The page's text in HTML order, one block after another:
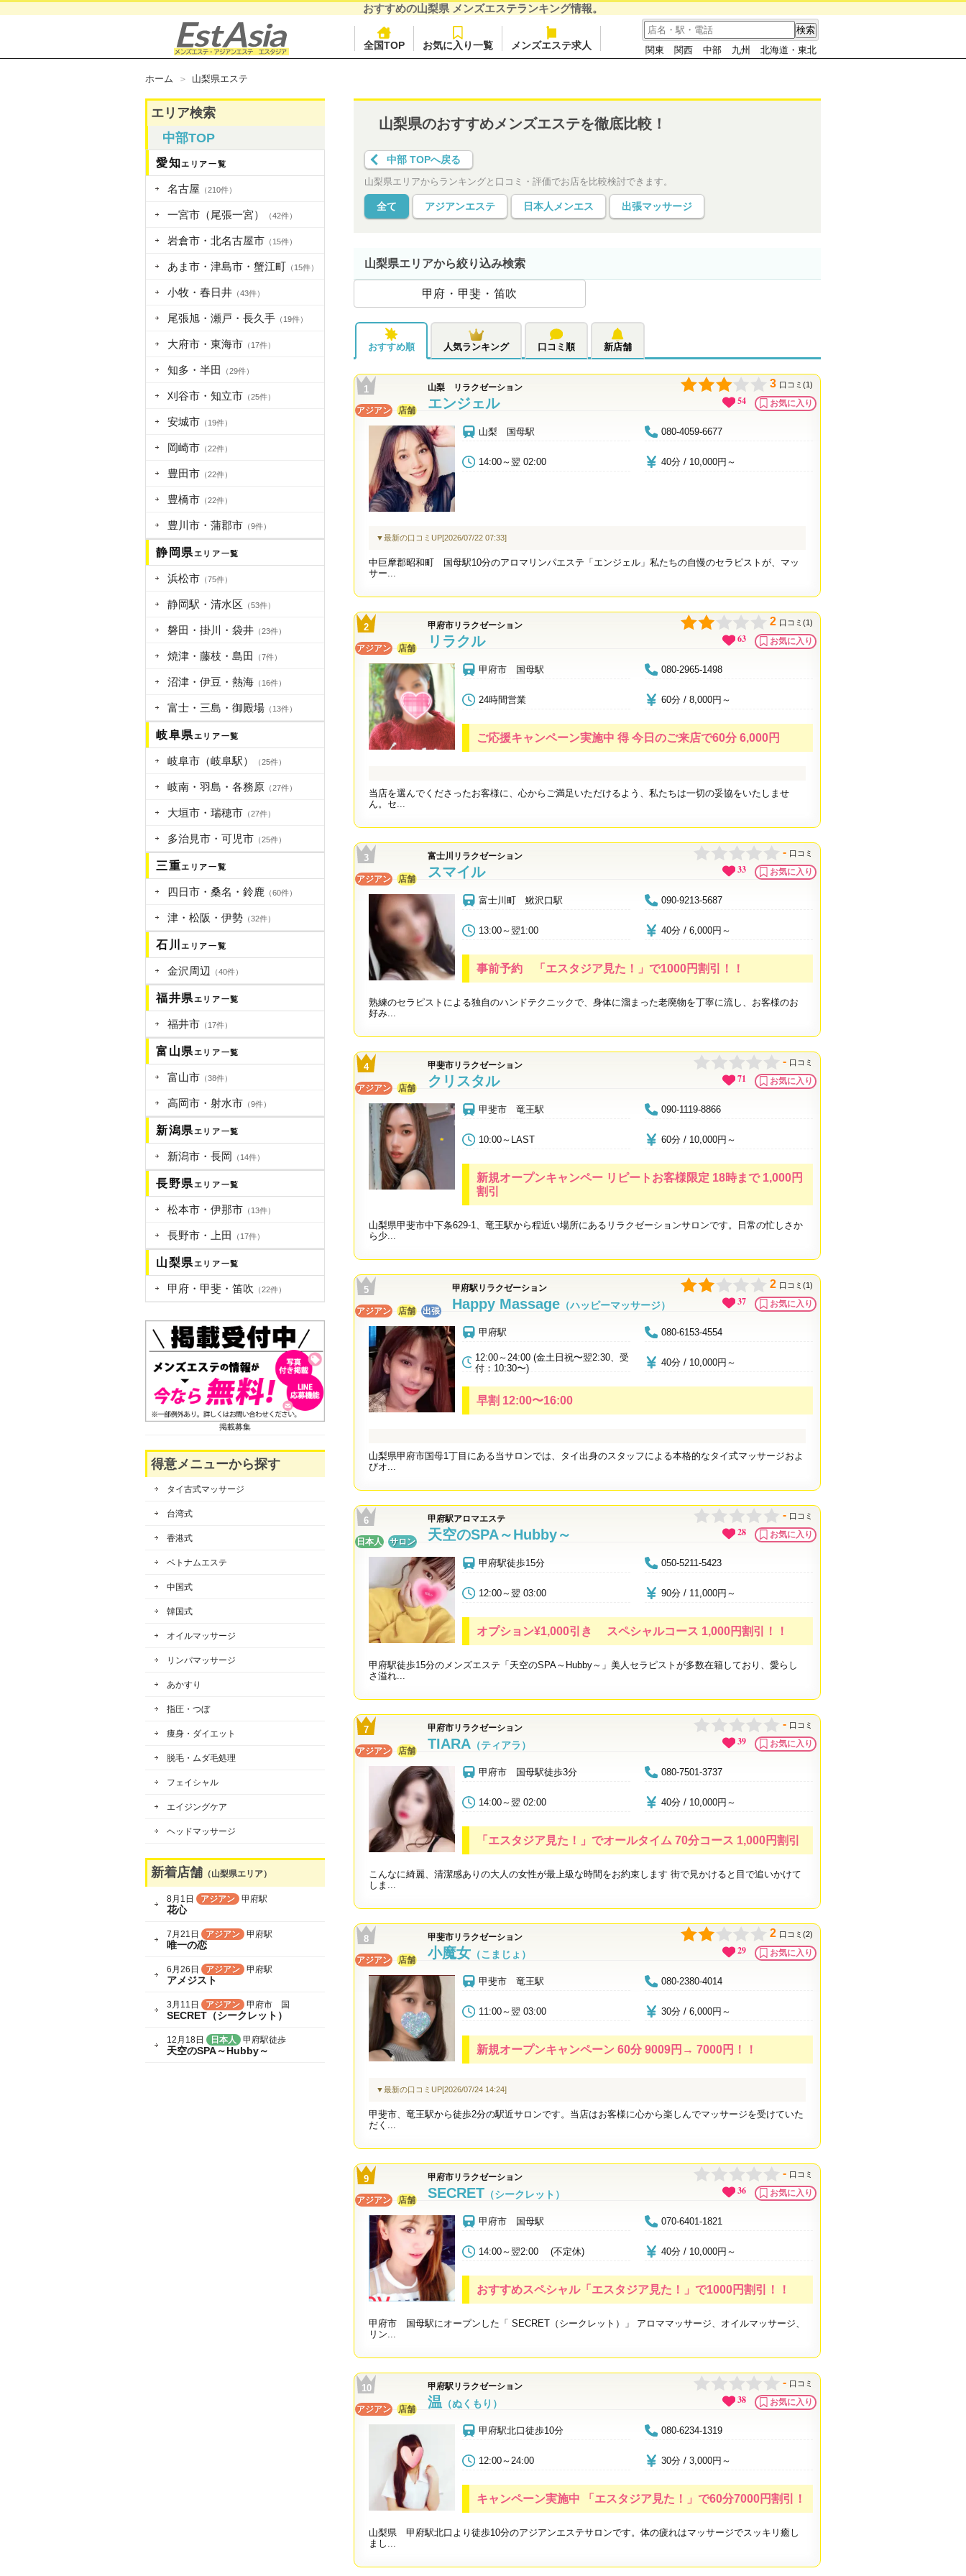
おすすめの山梨県 メンズエステランキング情報。
全国TOP お気に入り一覧 メンズエステ求人 関東 関西 中部 九州 北海道・東北
ホーム 山梨県エステ
山梨県のおすすめメンズエステを徹底比較！
中部 TOPへ戻る
山梨県エリアからランキングと口コミ・評価でお店を比較検討できます。
全て アジアンエステ 日本人メンエス 出張マッサージ
山梨県エリアから絞り込み検索
甲府・甲斐・笛吹
おすすめ順 人気ランキング 口コミ順 新店舗
アジアン 店舗
山梨 リラクゼーション
エンジェル
山梨 国母駅 080-4059-6677
14:00～翌 02:00 40分 / 10,000円～
3 口コミ(1)
▼最新の口コミUP[2026/07/22 07:33]
中巨摩郡昭和町 国母駅10分のアロマリンパエステ「エンジェル」私たちの自慢のセラピストが、マッ
サー...
54 お気に入り
アジアン 店舗
甲府市リラクゼーション
リラクル
甲府市 国母駅 080-2965-1498
24時間営業 60分 / 8,000円～
ご応援キャンペーン実施中 得 今日のご来店で60分 6,000円
2 口コミ(1)
当店を選んでくださったお客様に、心からご満足いただけるよう、私たちは一切の妥協をいたしませ
ん。セ...
63 お気に入り
アジアン 店舗
富士川リラクゼーション
スマイル
富士川町 鰍沢口駅 090-9213-5687
13:00～翌1:00 40分 / 6,000円～
事前予約 「エスタジア見た！」で1000円割引！！
- 口コミ
熟練のセラピストによる独自のハンドテクニックで、身体に溜まった老廃物を丁寧に流し、お客様のお
好み...
33 お気に入り
アジアン 店舗
甲斐市リラクゼーション
クリスタル
甲斐市 竜王駅 090-1119-8866
10:00～LAST 60分 / 10,000円～
新規オープンキャンペー リピートお客様限定 18時まで 1,000円
割引
- 口コミ
山梨県甲斐市中下条629-1、竜王駅から程近い場所にあるリラクゼーションサロンです。日常の忙しさか
ら少...
71 お気に入り
アジアン 店舗 出張
甲府駅リラクゼーション
Happy Massage （ハッピーマッサージ）
甲府駅 080-6153-4554
12:00～24:00 (金土日祝〜翌2:30、受
付：10:30〜)
40分 / 10,000円～
早割 12:00〜16:00
2 口コミ(1)
山梨県甲府市国母1丁目にある当サロンでは、タイ出身のスタッフによる本格的なタイ式マッサージおよ
びオ...
37 お気に入り
日本人 サロン
甲府駅アロマエステ
天空のSPA～Hubby～
甲府駅徒歩15分 050-5211-5423
12:00～翌 03:00 90分 / 11,000円～
オプション¥1,000引き スペシャルコース 1,000円割引！！
- 口コミ
甲府駅徒歩15分のメンズエステ「天空のSPA～Hubby～」美人セラピストが多数在籍しており、愛らし
さ溢れ...
28 お気に入り
アジアン 店舗
甲府市リラクゼーション
TIARA （ティアラ）
甲府市 国母駅徒歩3分 080-7501-3737
14:00～翌 02:00 40分 / 10,000円～
「エスタジア見た！」でオールタイム 70分コース 1,000円割引
- 口コミ
こんなに綺麗、清潔感ありの大人の女性が最上級な時間をお約束します 街で見かけると目で追いかけて
しま...
39 お気に入り
アジアン 店舗
甲斐市リラクゼーション
小魔女 （こまじょ）
甲斐市 竜王駅 080-2380-4014
11:00～翌 03:00 30分 / 6,000円～
新規オープンキャンペーン 60分 9009円→ 7000円！！
2 口コミ(2)
▼最新の口コミUP[2026/07/24 14:24]
甲斐市、竜王駅から徒歩2分の駅近サロンです。当店はお客様に心から楽しんでマッサージを受けていた
だく...
29 お気に入り
アジアン 店舗
甲府市リラクゼーション
SECRET （シークレット）
甲府市 国母駅 070-6401-1821
14:00～翌2:00 (不定休) 40分 / 10,000円～
おすすめスペシャル「エスタジア見た！」で1000円割引！！
- 口コミ
甲府市 国母駅にオープンした「 SECRET（シークレット）」 アロママッサージ、オイルマッサージ、
リン...
36 お気に入り
アジアン 店舗
甲府駅リラクゼーション
温 （ぬくもり）
甲府駅北口徒歩10分 080-6234-1319
12:00～24:00 30分 / 3,000円～
キャンペーン実施中 「エスタジア見た！」で60分7000円割引！
- 口コミ
山梨県 甲府駅北口より徒歩10分のアジアンエステサロンです。体の疲れはマッサージでスッキリ癒し
まし...
38 お気に入り
エリア検索
中部TOP
愛知エリア一覧
名古屋 （210件）
一宮市（尾張一宮） （42件）
岩倉市・北名古屋市 （15件）
あま市・津島市・蟹江町 （15件）
小牧・春日井 （43件）
尾張旭・瀬戸・長久手 （19件）
大府市・東海市 （17件）
知多・半田 （29件）
刈谷市・知立市 （25件）
安城市 （19件）
岡崎市 （22件）
豊田市 （22件）
豊橋市 （22件）
豊川市・蒲郡市 （9件）
静岡県 エリア一覧
浜松市 （75件）
静岡駅・清水区 （53件）
磐田・掛川・袋井 （23件）
焼津・藤枝・島田 （7件）
沼津・伊豆・熱海 （16件）
富士・三島・御殿場 （13件）
岐阜県 エリア一覧
岐阜市（岐阜駅） （25件）
岐南・羽島・各務原 （27件）
大垣市・瑞穂市 （27件）
多治見市・可児市 （25件）
三重エリア一覧
四日市・桑名・鈴鹿 （60件）
津・松阪・伊勢 （32件）
石川 エリア一覧
金沢周辺 （40件）
福井県 エリア一覧
福井市 （17件）
富山県 エリア一覧
富山市 （38件）
高岡市・射水市 （9件）
新潟県 エリア一覧
新潟市・長岡 （14件）
長野県 エリア一覧
松本市・伊那市 （13件）
長野市・上田 （17件）
山梨県 エリア一覧
甲府・甲斐・笛吹 （22件）
掲載募集
得意メニューから探す
タイ古式マッサージ
台湾式
香港式
ベトナムエステ
中国式
韓国式
オイルマッサージ
リンパマッサージ
あかすり
指圧・つぼ
痩身・ダイエット
脱毛・ムダ毛処理
フェイシャル
エイジングケア
ヘッドマッサージ
新着店舗 （山梨県エリア）
8月1日 アジアン 甲府駅
花心
7月21日 アジアン 甲府駅
唯一の恋
6月26日 アジアン 甲府駅
アメジスト
3月11日 アジアン 甲府市 国
SECRET（シークレット）
12月18日 日本人 甲府駅徒歩
天空のSPA～Hubby～